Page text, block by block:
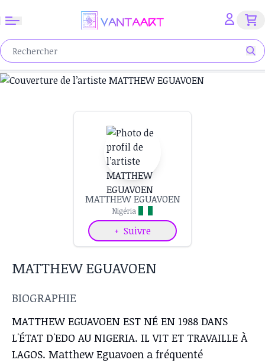
MATTHEW EGUAVOEN
Nigéria
+ Suivre
MATTHEW EGUAVOEN
BIOGRAPHIE
MATTHEW EGUAVOEN EST NÉ EN 1988 DANS
L'ÉTAT D'EDO AU NIGERIA. IL VIT ET TRAVAILLE À
LAGOS. Matthew Eguavoen a fréquenté